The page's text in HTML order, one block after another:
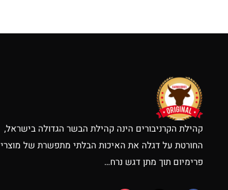
קהילת הקרניבורים הינה קהילת הבשר הגדולה בישראל,
החורטת על דגלה את האיכות הבלתי מתפשרת של מוצרי
פרימיום תוך מתן דגש נרח…